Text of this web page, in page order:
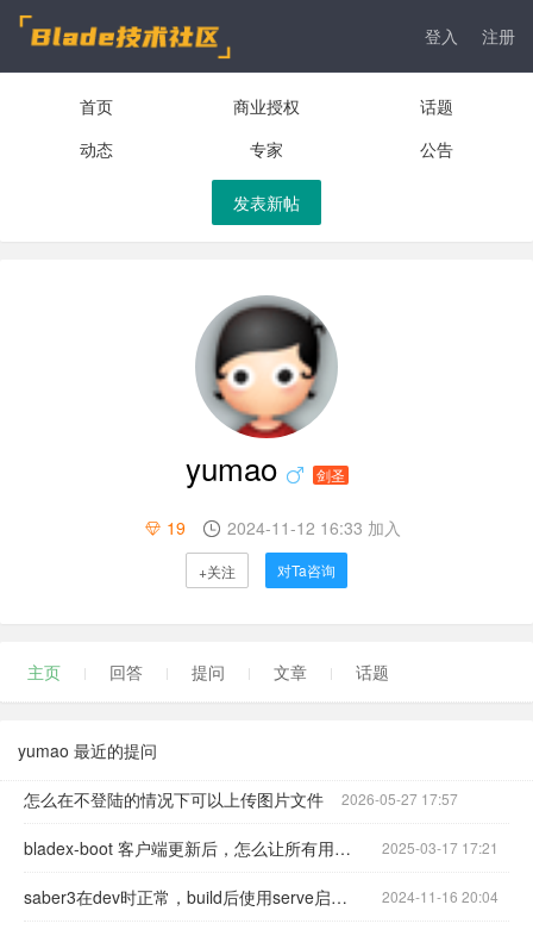
登入 注册
首页 商业授权
话题
动态
专家 公告
发表新帖
yumao 剑圣
19 2024-11-12 16:33 加入
+关注 对Ta咨询
主页 回答 提问 文章 话题
yumao 最近的提问
怎么在不登陆的情况下可以上传图片文件 2026-05-27 17:57
bladex-boot 客户端更新后，怎么让所有用户token失效重新登录； 2025-03-17 17:21
saber3在dev时正常，build后使用serve启动登录密码就一直是空 2024-11-16 20:04